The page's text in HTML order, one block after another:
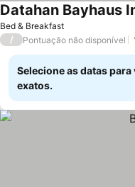
Bed & Breakfast
Datahan Bayhaus
/ Pontuação não disponível
Selecione as datas
exatos.